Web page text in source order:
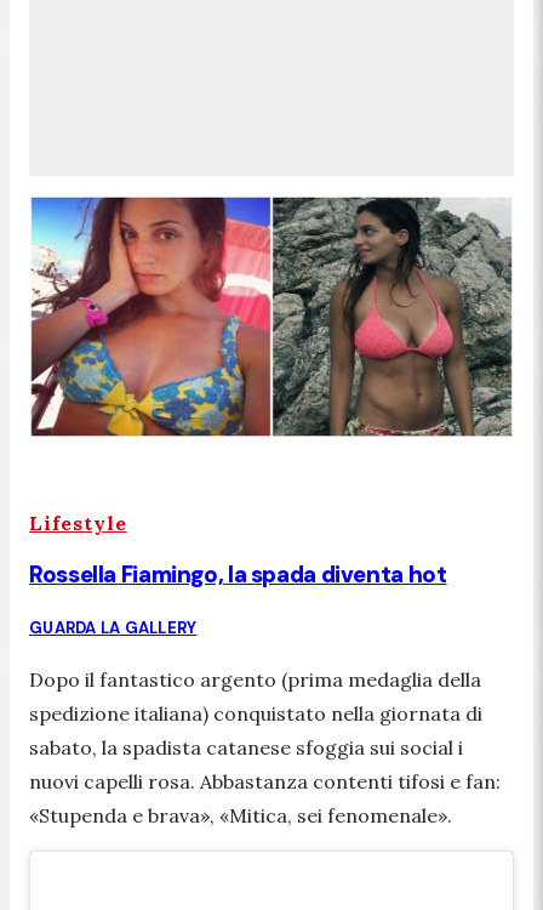
Lifestyle
Rossella Fiamingo, la spada diventa hot
GUARDA LA GALLERY
Dopo il fantastico argento (prima medaglia della
spedizione italiana) conquistato nella giornata di
sabato, la spadista catanese sfoggia sui social i
nuovi capelli rosa. Abbastanza contenti tifosi e fan:
«Stupenda e brava», «Mitica, sei fenomenale».